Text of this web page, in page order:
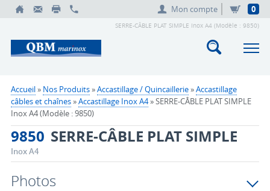
Mon compte 0
SERRE-CÂBLE PLAT SIMPLE Inox A4 (Modèle : 9850)
Accueil» Nos Produits»Accastillage / Quincaillerie»Accastillage
câbles et chaînes»Accastillage Inox A4» SERRE-CÂBLE PLAT SIMPLE
Inox A4 (Modèle : 9850)
9850 SERRE-CÂBLE PLAT SIMPLE
Inox A4
Photos